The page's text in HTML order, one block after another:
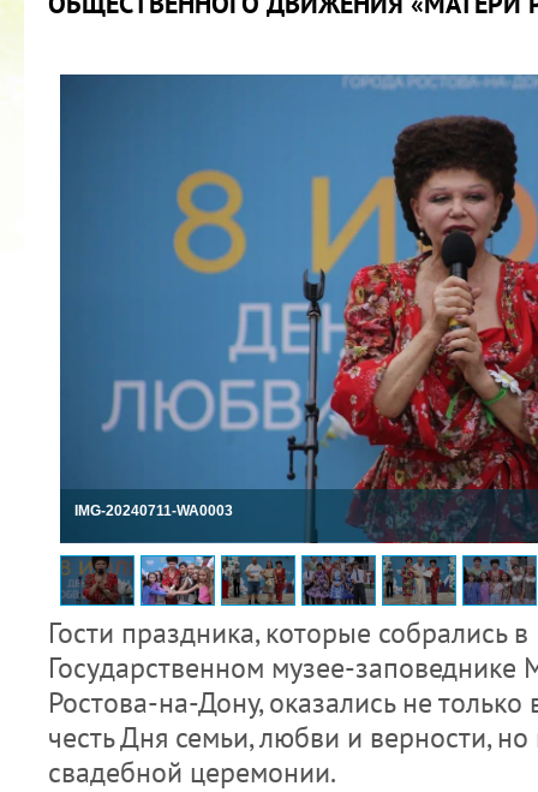
IMG-20240711-WA0003
Гости праздника, которые собрались
Государственном музее-
Ростова-на-Дону, оказались не
честь Дня семьи, любви и верности,
свадебной церемонии.
2022 ГОД ПРОВОЗГЛАШЕН ГОДОМ
МАТЕРИ В ЯКУТИИ
19.12.2021